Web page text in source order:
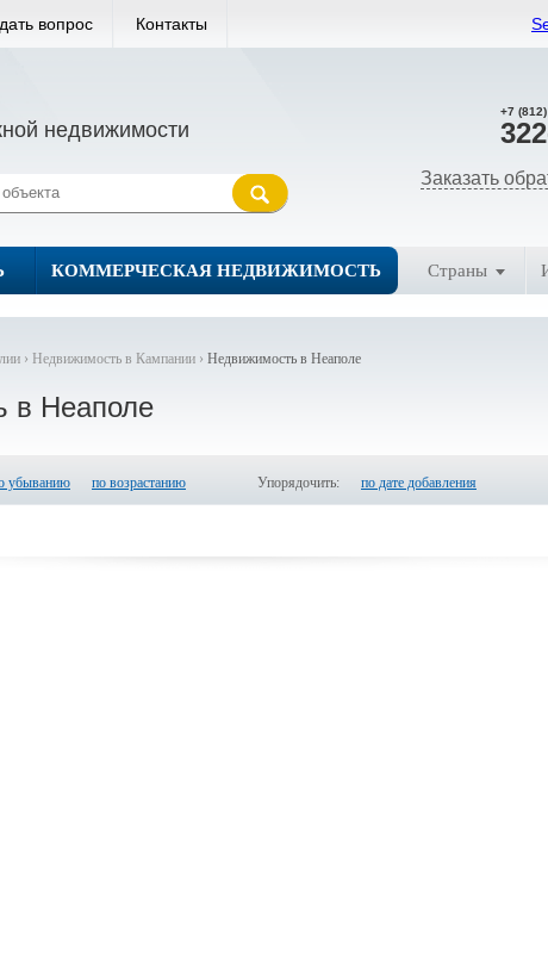
вопрос Контакты
+7 (812)
Заказать
недвижимости
КОММЕРЧЕСКАЯ НЕДВИЖИМОСТЬ Страны
› Недвижимость в Кампании › Недвижимость в Неаполе
в Неаполе
убыванию по возрастанию Упорядочить: по дате добавления